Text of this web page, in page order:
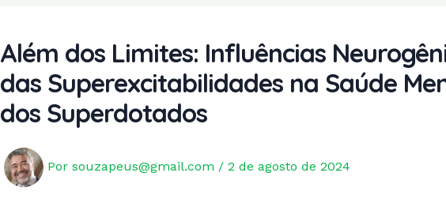
Além dos Limites: Influências
das Superexcitabilidades na Saúde
dos Superdotados
Por souzapeus@gmail.com / 2 de agosto de 2024